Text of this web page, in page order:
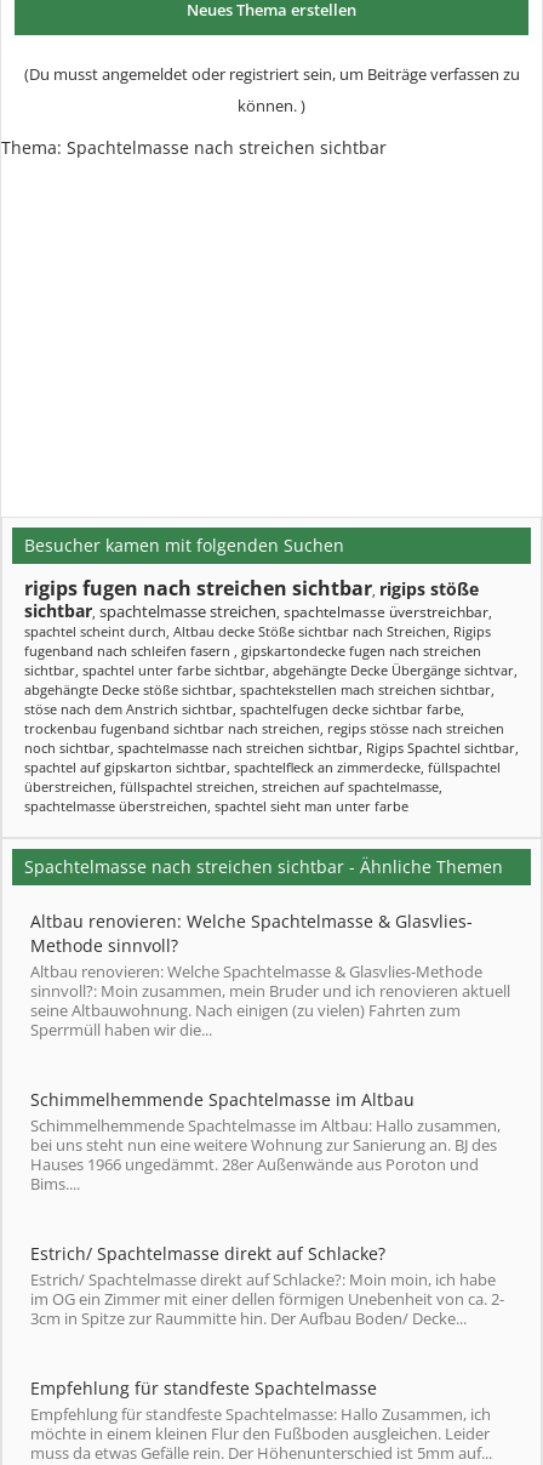
Neues Thema erstellen
(Du musst angemeldet oder registriert sein, um Beiträge verfassen zu
können. )
Thema: Spachtelmasse nach streichen sichtbar
Besucher kamen mit folgenden Suchen
rigips fugen nach streichen sichtbar, rigips stöße
sichtbar, spachtelmasse streichen, spachtelmasse üverstreichbar,
spachtel scheint durch, Altbau decke Stöße sichtbar nach Streichen, Rigips
fugenband nach schleifen fasern , gipskartondecke fugen nach streichen
sichtbar, spachtel unter farbe sichtbar, abgehängte Decke Übergänge sichtvar,
abgehängte Decke stöße sichtbar, spachtekstellen mach streichen sichtbar,
stöse nach dem Anstrich sichtbar, spachtelfugen decke sichtbar farbe,
trockenbau fugenband sichtbar nach streichen, regips stösse nach streichen
noch sichtbar, spachtelmasse nach streichen sichtbar, Rigips Spachtel sichtbar,
spachtel auf gipskarton sichtbar, spachtelfleck an zimmerdecke, füllspachtel
überstreichen, füllspachtel streichen, streichen auf spachtelmasse,
spachtelmasse überstreichen, spachtel sieht man unter farbe
Spachtelmasse nach streichen sichtbar - Ähnliche Themen
Altbau renovieren: Welche Spachtelmasse & Glasvlies-
Methode sinnvoll?
Altbau renovieren: Welche Spachtelmasse & Glasvlies-Methode
sinnvoll?: Moin zusammen, mein Bruder und ich renovieren aktuell
seine Altbauwohnung. Nach einigen (zu vielen) Fahrten zum
Sperrmüll haben wir die...
Schimmelhemmende Spachtelmasse im Altbau
Schimmelhemmende Spachtelmasse im Altbau: Hallo zusammen,
bei uns steht nun eine weitere Wohnung zur Sanierung an. BJ des
Hauses 1966 ungedämmt. 28er Außenwände aus Poroton und
Bims....
Estrich/ Spachtelmasse direkt auf Schlacke?
Estrich/ Spachtelmasse direkt auf Schlacke?: Moin moin, ich habe
im OG ein Zimmer mit einer dellen förmigen Unebenheit von ca. 2-
3cm in Spitze zur Raummitte hin. Der Aufbau Boden/ Decke...
Empfehlung für standfeste Spachtelmasse
Empfehlung für standfeste Spachtelmasse: Hallo Zusammen, ich
möchte in einem kleinen Flur den Fußboden ausgleichen. Leider
muss da etwas Gefälle rein. Der Höhenunterschied ist 5mm auf...